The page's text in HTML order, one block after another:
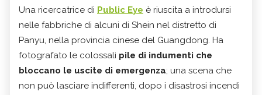
Una ricercatrice di Public Eye è riuscita a introdursi
nelle fabbriche di alcuni di Shein nel distretto di
Panyu, nella provincia cinese del Guangdong. Ha
fotografato le colossali pile di indumenti che
bloccano le uscite di emergenza; una scena che
non può lasciare indifferenti, dopo i disastrosi incendi